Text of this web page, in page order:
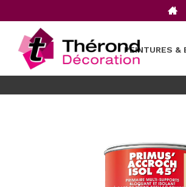
PEINTURES &